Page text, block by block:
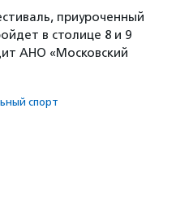
приуроченный
в столице 8 и 9
АНО «Московский
спорт